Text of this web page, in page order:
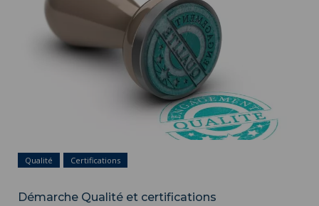
Qualité Certifications
Démarche Qualité et certifications